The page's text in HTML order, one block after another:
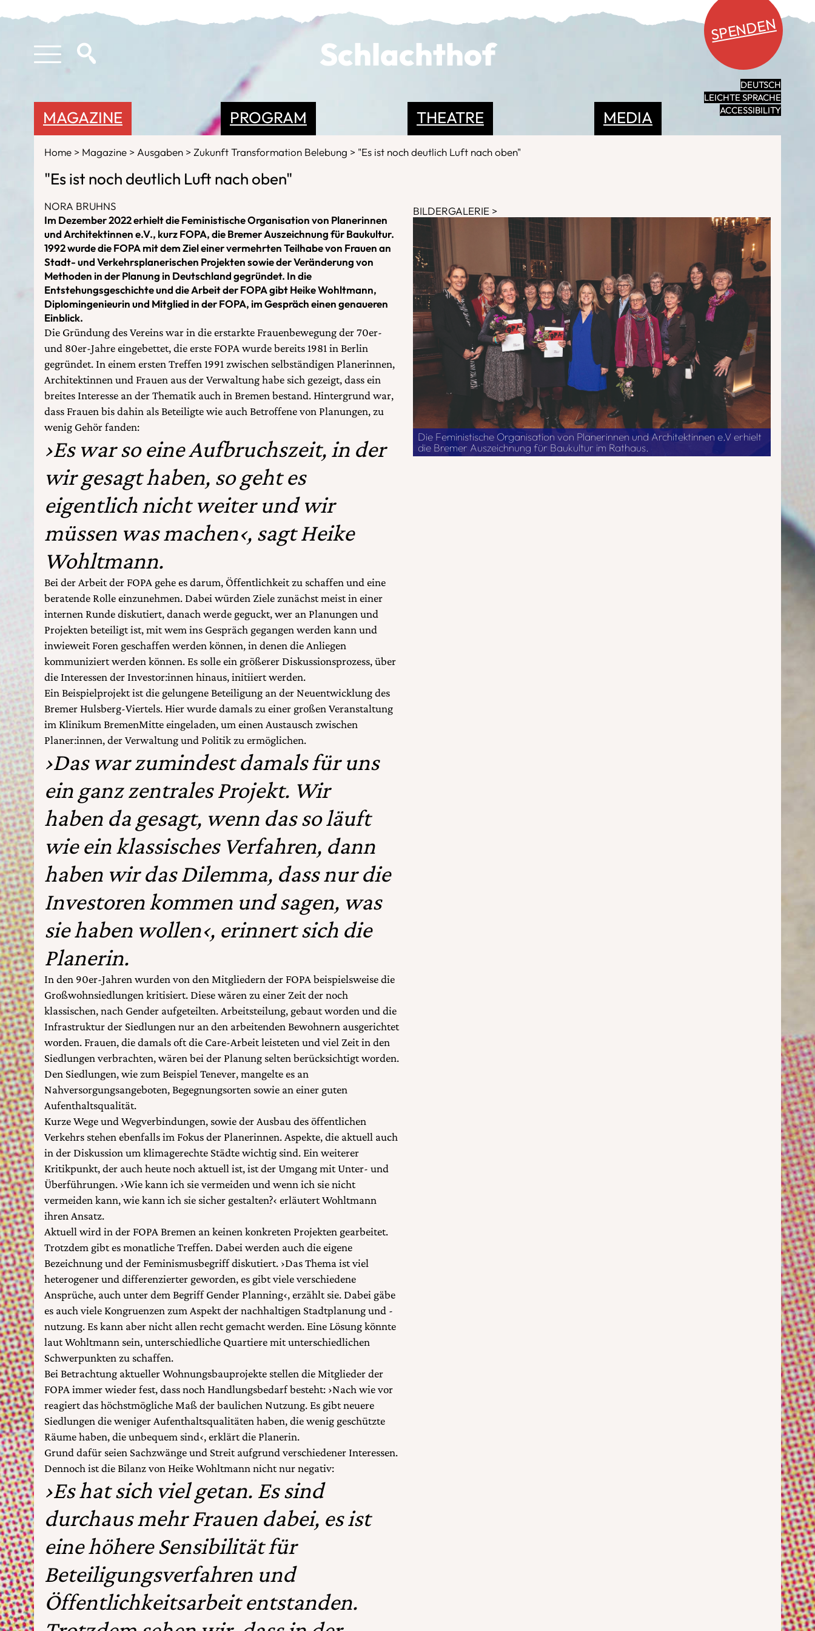
Schlachthof
SPENDEN
DEUTSCH
LEICHTE SPRACHE
ACCESSIBILITY
PROGRAM THEATRE MEDIA
MAGAZINE
Home Magazine Ausgaben Zukunft Transformation Belebung "Es ist noch deutlich Luft nach oben"
"Es ist noch deutlich Luft nach oben"
NORA BRUHNS
Im Dezember 2022 erhielt die Feministische Organisation von Planerinnen
und Architektinnen e.V., kurz FOPA, die Bremer Auszeichnung für Baukultur.
1992 wurde die FOPA mit dem Ziel einer vermehrten Teilhabe von Frauen an
Stadt- und Verkehrsplanerischen Projekten sowie der Veränderung von
Methoden in der Planung in Deutschland gegründet. In die
Entstehungsgeschichte und die Arbeit der FOPA gibt Heike Wohltmann,
Diplomingenieurin und Mitglied in der FOPA, im Gespräch einen genaueren
Einblick.
Die Gründung des Vereins war in die erstarkte Frauenbewegung der 70er-
und 80er-Jahre eingebettet, die erste FOPA wurde bereits 1981 in Berlin
gegründet. In einem ersten Treffen 1991 zwischen selbständigen Planerinnen,
Architektinnen und Frauen aus der Verwaltung habe sich gezeigt, dass ein
breites Interesse an der Thematik auch in Bremen bestand. Hintergrund war,
dass Frauen bis dahin als Beteiligte wie auch Betroffene von Planungen, zu
wenig Gehör fanden:
›Es war so eine Aufbruchszeit, in der
wir gesagt haben, so geht es
eigentlich nicht weiter und wir
müssen was machen‹, sagt Heike
Wohltmann.
Bei der Arbeit der FOPA gehe es darum, Öffentlichkeit zu schaffen und eine
beratende Rolle einzunehmen. Dabei würden Ziele zunächst meist in einer
internen Runde diskutiert, danach werde geguckt, wer an Planungen und
Projekten beteiligt ist, mit wem ins Gespräch gegangen werden kann und
inwieweit Foren geschaffen werden können, in denen die Anliegen
kommuniziert werden können. Es solle ein größerer Diskussionsprozess, über
die Interessen der Investor:innen hinaus, initiiert werden.
Ein Beispielprojekt ist die gelungene Beteiligung an der Neuentwicklung des
Bremer Hulsberg-Viertels. Hier wurde damals zu einer großen Veranstaltung
im Klinikum BremenMitte eingeladen, um einen Austausch zwischen
Planer:innen, der Verwaltung und Politik zu ermöglichen.
›Das war zumindest damals für uns
ein ganz zentrales Projekt. Wir
haben da gesagt, wenn das so läuft
wie ein klassisches Verfahren, dann
haben wir das Dilemma, dass nur die
Investoren kommen und sagen, was
sie haben wollen‹, erinnert sich die
Planerin.
In den 90er-Jahren wurden von den Mitgliedern der FOPA beispielsweise die
Großwohnsiedlungen kritisiert. Diese wären zu einer Zeit der noch
klassischen, nach Gender aufgeteilten. Arbeitsteilung, gebaut worden und die
Infrastruktur der Siedlungen nur an den arbeitenden Bewohnern ausgerichtet
worden. Frauen, die damals oft die Care-Arbeit leisteten und viel Zeit in den
Siedlungen verbrachten, wären bei der Planung selten berücksichtigt worden.
Den Siedlungen, wie zum Beispiel Tenever, mangelte es an
Nahversorgungsangeboten, Begegnungsorten sowie an einer guten
Aufenthaltsqualität.
Kurze Wege und Wegverbindungen, sowie der Ausbau des öffentlichen
Verkehrs stehen ebenfalls im Fokus der Planerinnen. Aspekte, die aktuell auch
in der Diskussion um klimagerechte Städte wichtig sind. Ein weiterer
Kritikpunkt, der auch heute noch aktuell ist, ist der Umgang mit Unter- und
Überführungen. ›Wie kann ich sie vermeiden und wenn ich sie nicht
vermeiden kann, wie kann ich sie sicher gestalten?‹ erläutert Wohltmann
ihren Ansatz.
Aktuell wird in der FOPA Bremen an keinen konkreten Projekten gearbeitet.
Trotzdem gibt es monatliche Treffen. Dabei werden auch die eigene
Bezeichnung und der Feminismusbegriff diskutiert. ›Das Thema ist viel
heterogener und differenzierter geworden, es gibt viele verschiedene
Ansprüche, auch unter dem Begriff Gender Planning‹, erzählt sie. Dabei gäbe
es auch viele Kongruenzen zum Aspekt der nachhaltigen Stadtplanung und -
nutzung. Es kann aber nicht allen recht gemacht werden. Eine Lösung könnte
laut Wohltmann sein, unterschiedliche Quartiere mit unterschiedlichen
Schwerpunkten zu schaffen.
Bei Betrachtung aktueller Wohnungsbauprojekte stellen die Mitglieder der
FOPA immer wieder fest, dass noch Handlungsbedarf besteht: ›Nach wie vor
reagiert das höchstmögliche Maß der baulichen Nutzung. Es gibt neuere
Siedlungen die weniger Aufenthaltsqualitäten haben, die wenig geschützte
Räume haben, die unbequem sind‹, erklärt die Planerin.
Grund dafür seien Sachzwänge und Streit aufgrund verschiedener Interessen.
Dennoch ist die Bilanz von Heike Wohltmann nicht nur negativ:
›Es hat sich viel getan. Es sind
durchaus mehr Frauen dabei, es ist
eine höhere Sensibilität für
Beteiligungsverfahren und
Öffentlichkeitsarbeit entstanden.
BILDERGALERIE
Die Feministische Organisation von Planerinnen und Architektinnen e.V erhielt
die Bremer Auszeichnung für Baukultur im Rathaus.